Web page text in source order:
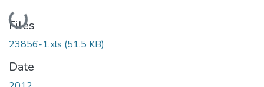
Loading...
Files
23856-1.xls (51.5 KB)
Date